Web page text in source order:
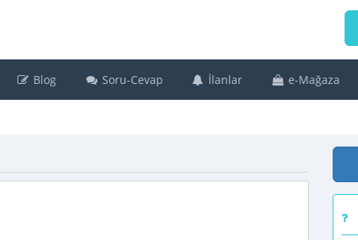
Blog Soru-Cevap İlanlar e-Mağaza